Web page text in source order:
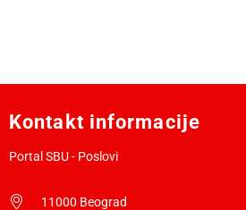
Kontakt informacije
Portal SBU - Poslovi
11000 Beograd